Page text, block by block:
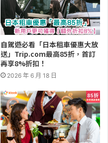
自駕遊必看「日本租車優惠大放
送」Trip.com最高85折，首訂
再享8%折扣！
2026 年 6 月 18 日